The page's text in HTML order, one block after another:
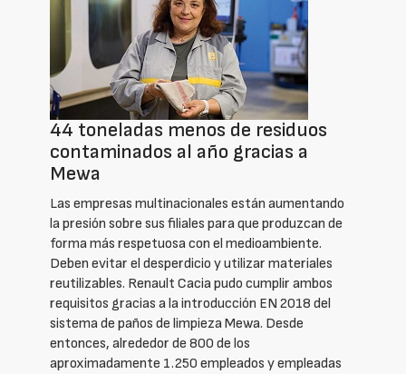
44 toneladas menos de residuos
contaminados al año gracias a
Mewa
Las empresas multinacionales están aumentando
la presión sobre sus filiales para que produzcan de
forma más respetuosa con el medioambiente.
Deben evitar el desperdicio y utilizar materiales
reutilizables. Renault Cacia pudo cumplir ambos
requisitos gracias a la introducción EN 2018 del
sistema de paños de limpieza Mewa. Desde
entonces, alrededor de 800 de los
aproximadamente 1.250 empleados y empleadas